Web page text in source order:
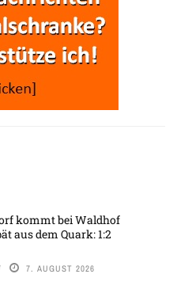
kommt bei Waldhof
aus dem Quark: 1:2
7. AUGUST 2026